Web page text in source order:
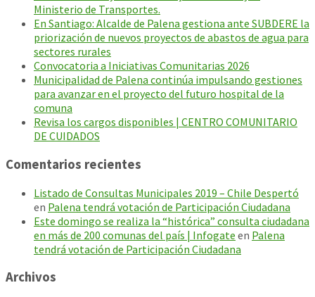
Ministerio de Transportes.
En Santiago: Alcalde de Palena gestiona ante SUBDERE la
priorización de nuevos proyectos de abastos de agua para
sectores rurales
Convocatoria a Iniciativas Comunitarias 2026
Municipalidad de Palena continúa impulsando gestiones
para avanzar en el proyecto del futuro hospital de la
comuna
Revisa los cargos disponibles | CENTRO COMUNITARIO
DE CUIDADOS
Comentarios recientes
Listado de Consultas Municipales 2019 – Chile Despertó
en Palena tendrá votación de Participación Ciudadana
Este domingo se realiza la “histórica” consulta ciudadana
en más de 200 comunas del país | Infogate en Palena
tendrá votación de Participación Ciudadana
Archivos